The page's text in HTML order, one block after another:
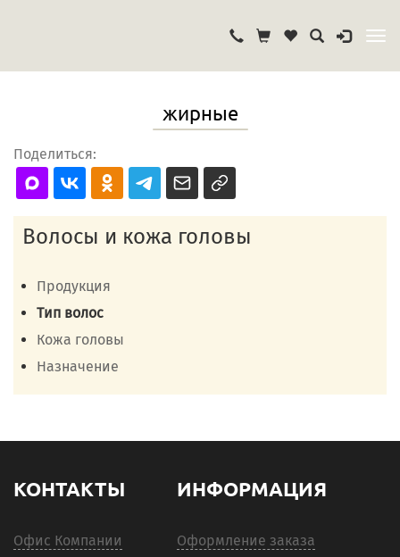
жирные
Поделиться:
Волосы и кожа головы
Продукция
Тип волос
Кожа головы
Назначение
КОНТАКТЫ
Офис Компании
ИНФОРМАЦИЯ
Оформление заказа